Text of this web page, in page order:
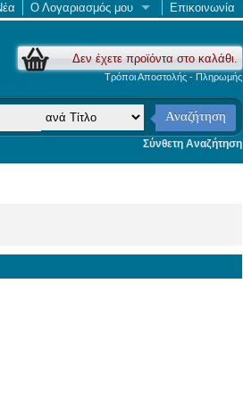
Ο Λογαριασμός μου Επικοινωνία
Δεν έχετε προϊόντα στο καλάθι.
Τρόποι Αποστολής - Πληρωμής
Αναζήτηση
Σύνθετη Αναζήτηση